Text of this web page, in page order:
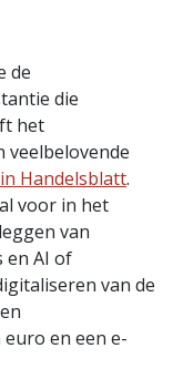
de
die
het
veelbelovende
Handelsblatt.
voor in het
van
en AI of
van de
en een e-